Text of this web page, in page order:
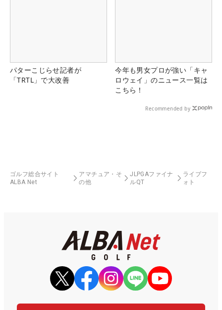
パターこじらせ記者が
「TRTL」で大改善
今年も男女プロが強い「キャ
ロウェイ」のニュース一覧は
こちら！
Recommended by
ゴルフ総合サイト
ALBA Net
アマチュア・そ
の他
JLPGAファイナ
ルQT
ライブフ
ォト